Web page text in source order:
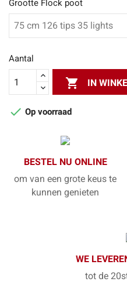
Grootte Flock poot
Aantal
 IN
 Op voorraad
BESTEL NU ONLINE
om van een grote keus te
kunnen genieten
WE
tot de